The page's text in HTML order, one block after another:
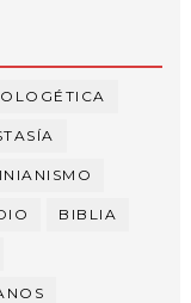
BIBLIA